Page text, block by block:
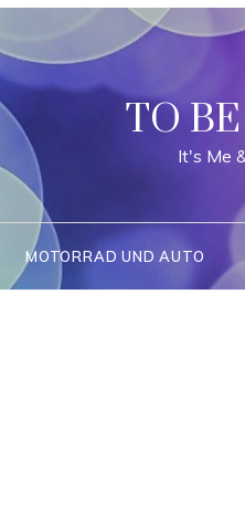
TO
It's Me
MOTORRAD UND AUTO